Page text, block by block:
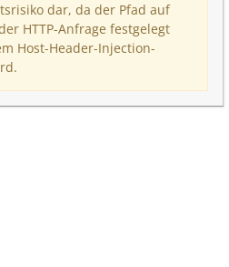
dar, da der Pfad auf
HTTP-Anfrage festgelegt
Host-Header-Injection-